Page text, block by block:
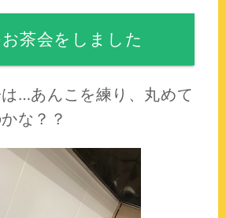
茶会をしました
…あんこを練り、丸めて
な？？